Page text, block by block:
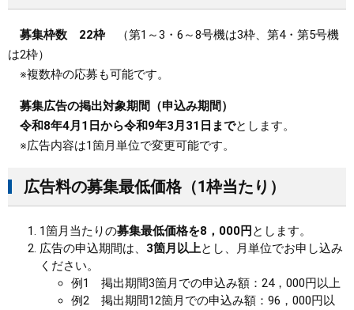
募集枠数 22枠（第1～3・6～8号機は3枠、第4・第5号機
は2枠）
※複数枠の応募も可能です。
募集広告の掲出対象期間（申込み期間）
令和8年4月1日から令和9年3月31日までとします。
※広告内容は1箇月単位で変更可能です。
広告料の募集最低価格（1枠当たり）
1箇月当たりの募集最低価格を8，000円 とします。
広告の申込期間は、 3箇月以上とし、月単位でお申し込み
ください。
例1 掲出期間3箇月での申込み額：24，000円以上
例2 掲出期間12箇月での申込み額：96，000円以